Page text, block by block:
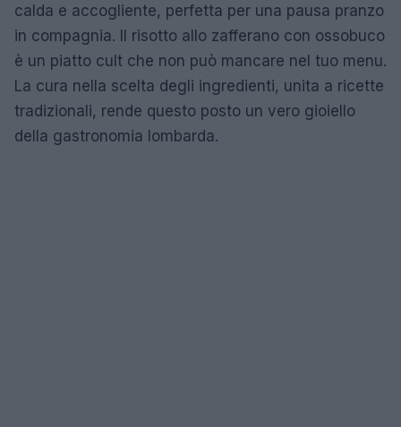
calda e accogliente, perfetta per una pausa pranzo
in compagnia. Il risotto allo zafferano con ossobuco
è un piatto cult che non può mancare nel tuo menu.
La cura nella scelta degli ingredienti, unita a ricette
tradizionali, rende questo posto un vero gioiello
della gastronomia lombarda.